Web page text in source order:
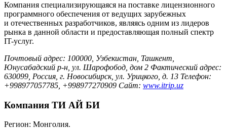
Компания специализирующаяся на поставке лицензионного
программного обеспечения от ведущих зарубежных
и отечественных разработчиков, являясь одним из лидеров
рынка в данной области и предоставляющая полный спектр
IT-услуг.
Почтовый адрес: 100000, Узбекистан, Ташкент,
Юнусабадский р-н, ул. Шарофобод, дом 2 Фактический адрес:
630099, Россия, г. Новосибирск, ул. Урицкого, д. 13 Телефон:
+998977057785, +998977270909 Сайт: www.itrip.uz
Компания ТИ АЙ БИ
Регион: Монголия.